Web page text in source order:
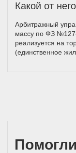
Какой от
Арбитражный
массу по ФЗ
реализуется на
(единственное